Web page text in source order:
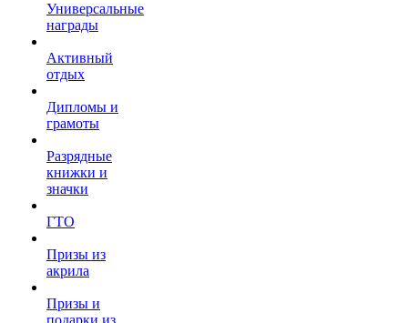
Универсальные
награды
Активный
отдых
Дипломы и
грамоты
Разрядные
книжки и
значки
ГТО
Призы из
акрила
Призы и
подарки из